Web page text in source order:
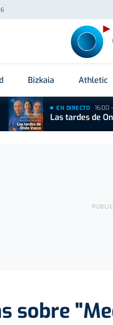
Bizkaia Athletic
EN DIRECTO 16:00
Las tardes de
sobre